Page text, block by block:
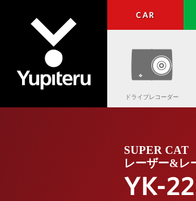
CAR
ドライブレコーダー
SUPER CAT
レーザー&レ
YK-